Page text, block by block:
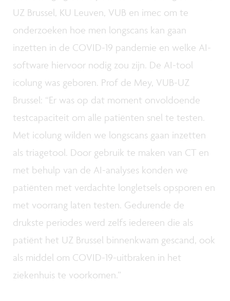
UZ Brussel, KU Leuven, VUB en imec om te
onderzoeken hoe men longscans kan gaan
inzetten in de COVID-19 pandemie en welke AI-
software hiervoor nodig zou zijn. De AI-tool
icolung was geboren. Prof de Mey, VUB-UZ
Brussel: “Er was op dat moment onvoldoende
testcapaciteit om alle patiënten snel te testen.
Met icolung wilden we longscans gaan inzetten
als triagetool. Door gebruik te maken van CT en
met behulp van de AI-analyses konden we
patiënten met verdachte longletsels opsporen en
met voorrang laten testen. Gedurende de
drukste periodes werd zelfs iedereen die als
patiënt het UZ Brussel binnenkwam gescand, ook
als middel om COVID-19-uitbraken in het
ziekenhuis te voorkomen.”